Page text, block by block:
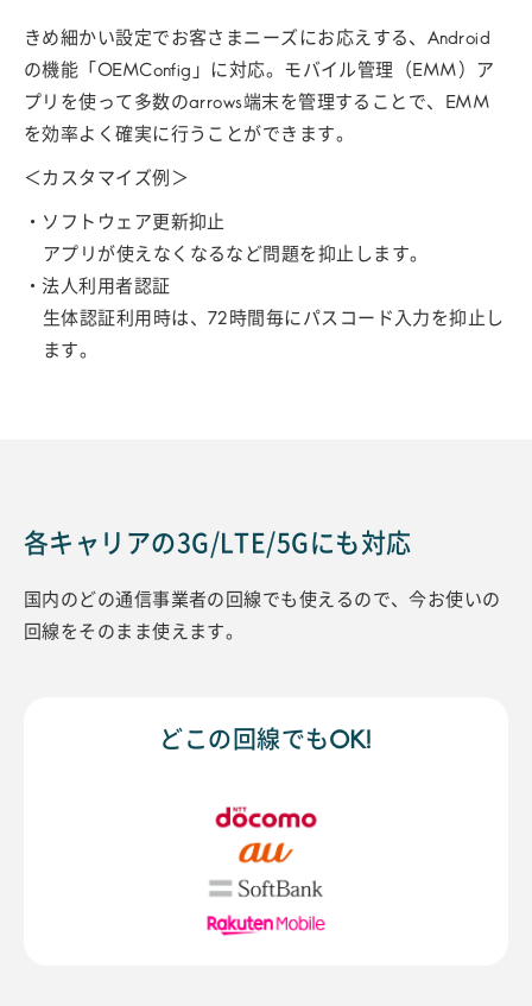
きめ細かい設定でお客さまニーズにお応えする、Android
の機能「OEMConfig」に対応。モバイル管理（EMM）ア
プリを使って多数のarrows端末を管理することで、EMM
を効率よく確実に行うことができます。
＜カスタマイズ例＞
・ソフトウェア更新抑止
アプリが使えなくなるなど問題を抑止します。
・法人利用者認証
生体認証利用時は、72時間毎にパスコード入力を抑止し
ます。
各キャリアの3G/LTE/5Gにも対応
国内のどの通信事業者の回線でも使えるので、今お使いの
回線をそのまま使えます。
どこの回線でもOK!